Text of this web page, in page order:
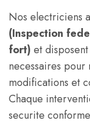
Nos electriciens
(Inspection
fort) et
necessaires pour
modifications et
Chaque
securite